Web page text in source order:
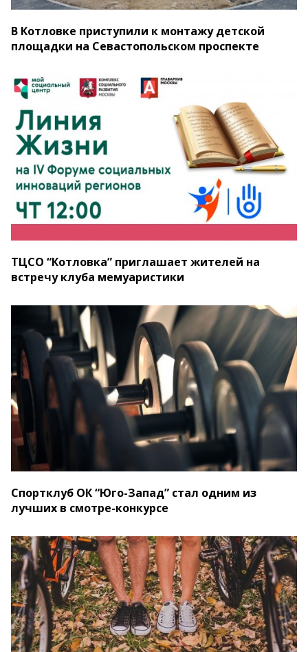
В Котловке приступили к монтажу детской
площадки на Севастопольском проспекте
ТЦСО “Котловка” приглашает жителей на
встречу клуба мемуаристики
Спортклуб ОК “Юго-Запад” стал одним из
лучших в смотре-конкурсе